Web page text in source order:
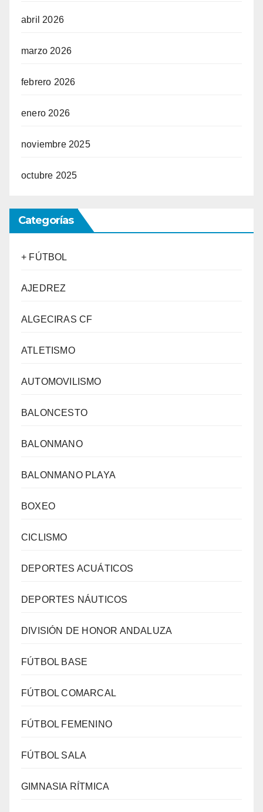
abril 2026
marzo 2026
febrero 2026
enero 2026
noviembre 2025
octubre 2025
Categorías
+ FÚTBOL
AJEDREZ
ALGECIRAS CF
ATLETISMO
AUTOMOVILISMO
BALONCESTO
BALONMANO
BALONMANO PLAYA
BOXEO
CICLISMO
DEPORTES ACUÁTICOS
DEPORTES NÁUTICOS
DIVISIÓN DE HONOR ANDALUZA
FÚTBOL BASE
FÚTBOL COMARCAL
FÚTBOL FEMENINO
FÚTBOL SALA
GIMNASIA RÍTMICA